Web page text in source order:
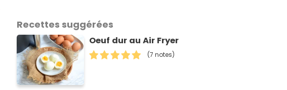
Recettes suggérées
Oeuf dur au Air Fryer
(7 notes)